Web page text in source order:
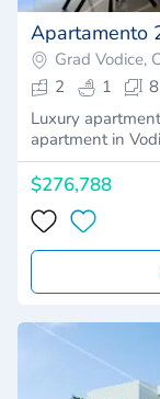
Apartamento
Grad Vodice,
2
1
Luxury
apartment in
$276,788